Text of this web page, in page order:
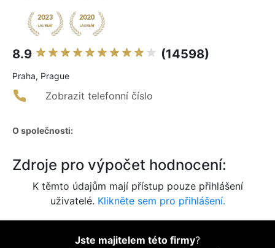
8.9 (14598)
Praha, Prague
Zobrazit telefonní číslo
O společnosti:
Zdroje pro výpočet hodnocení:
K těmto údajům mají přístup pouze přihlášení
uživatelé. Klikněte sem pro přihlášení.
Jste majitelem této firmy?